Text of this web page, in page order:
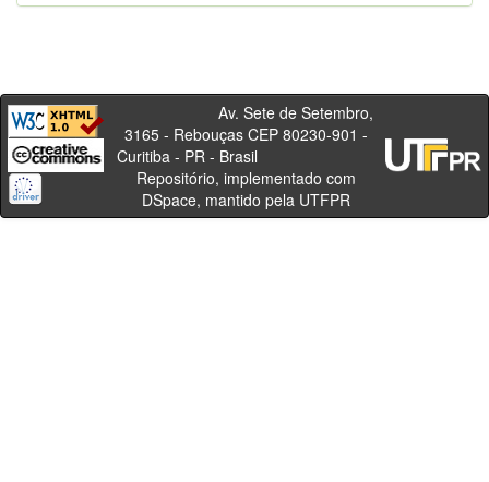
Av. Sete de Setembro,
3165 - Rebouças CEP 80230-901 -
Curitiba - PR - Brasil
Repositório, implementado com
DSpace, mantido pela UTFPR